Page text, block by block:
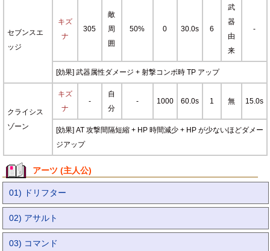
セブンスエ
ッジ
キズ
ナ
305
敵
周
囲
50% 0 30.0s 6
武
器
由
来
-
[効果] 武器属性ダメージ + 射撃コンボ時 TP アップ
クライシス
ゾーン
キズ
ナ
-
自
分
- 1000 60.0s 1 無 15.0s
[効果] AT 攻撃間隔短縮 + HP 時間減少 + HP が少ないほどダメー
ジアップ
アーツ (主人公)
01) ドリフター
02) アサルト
03) コマンド